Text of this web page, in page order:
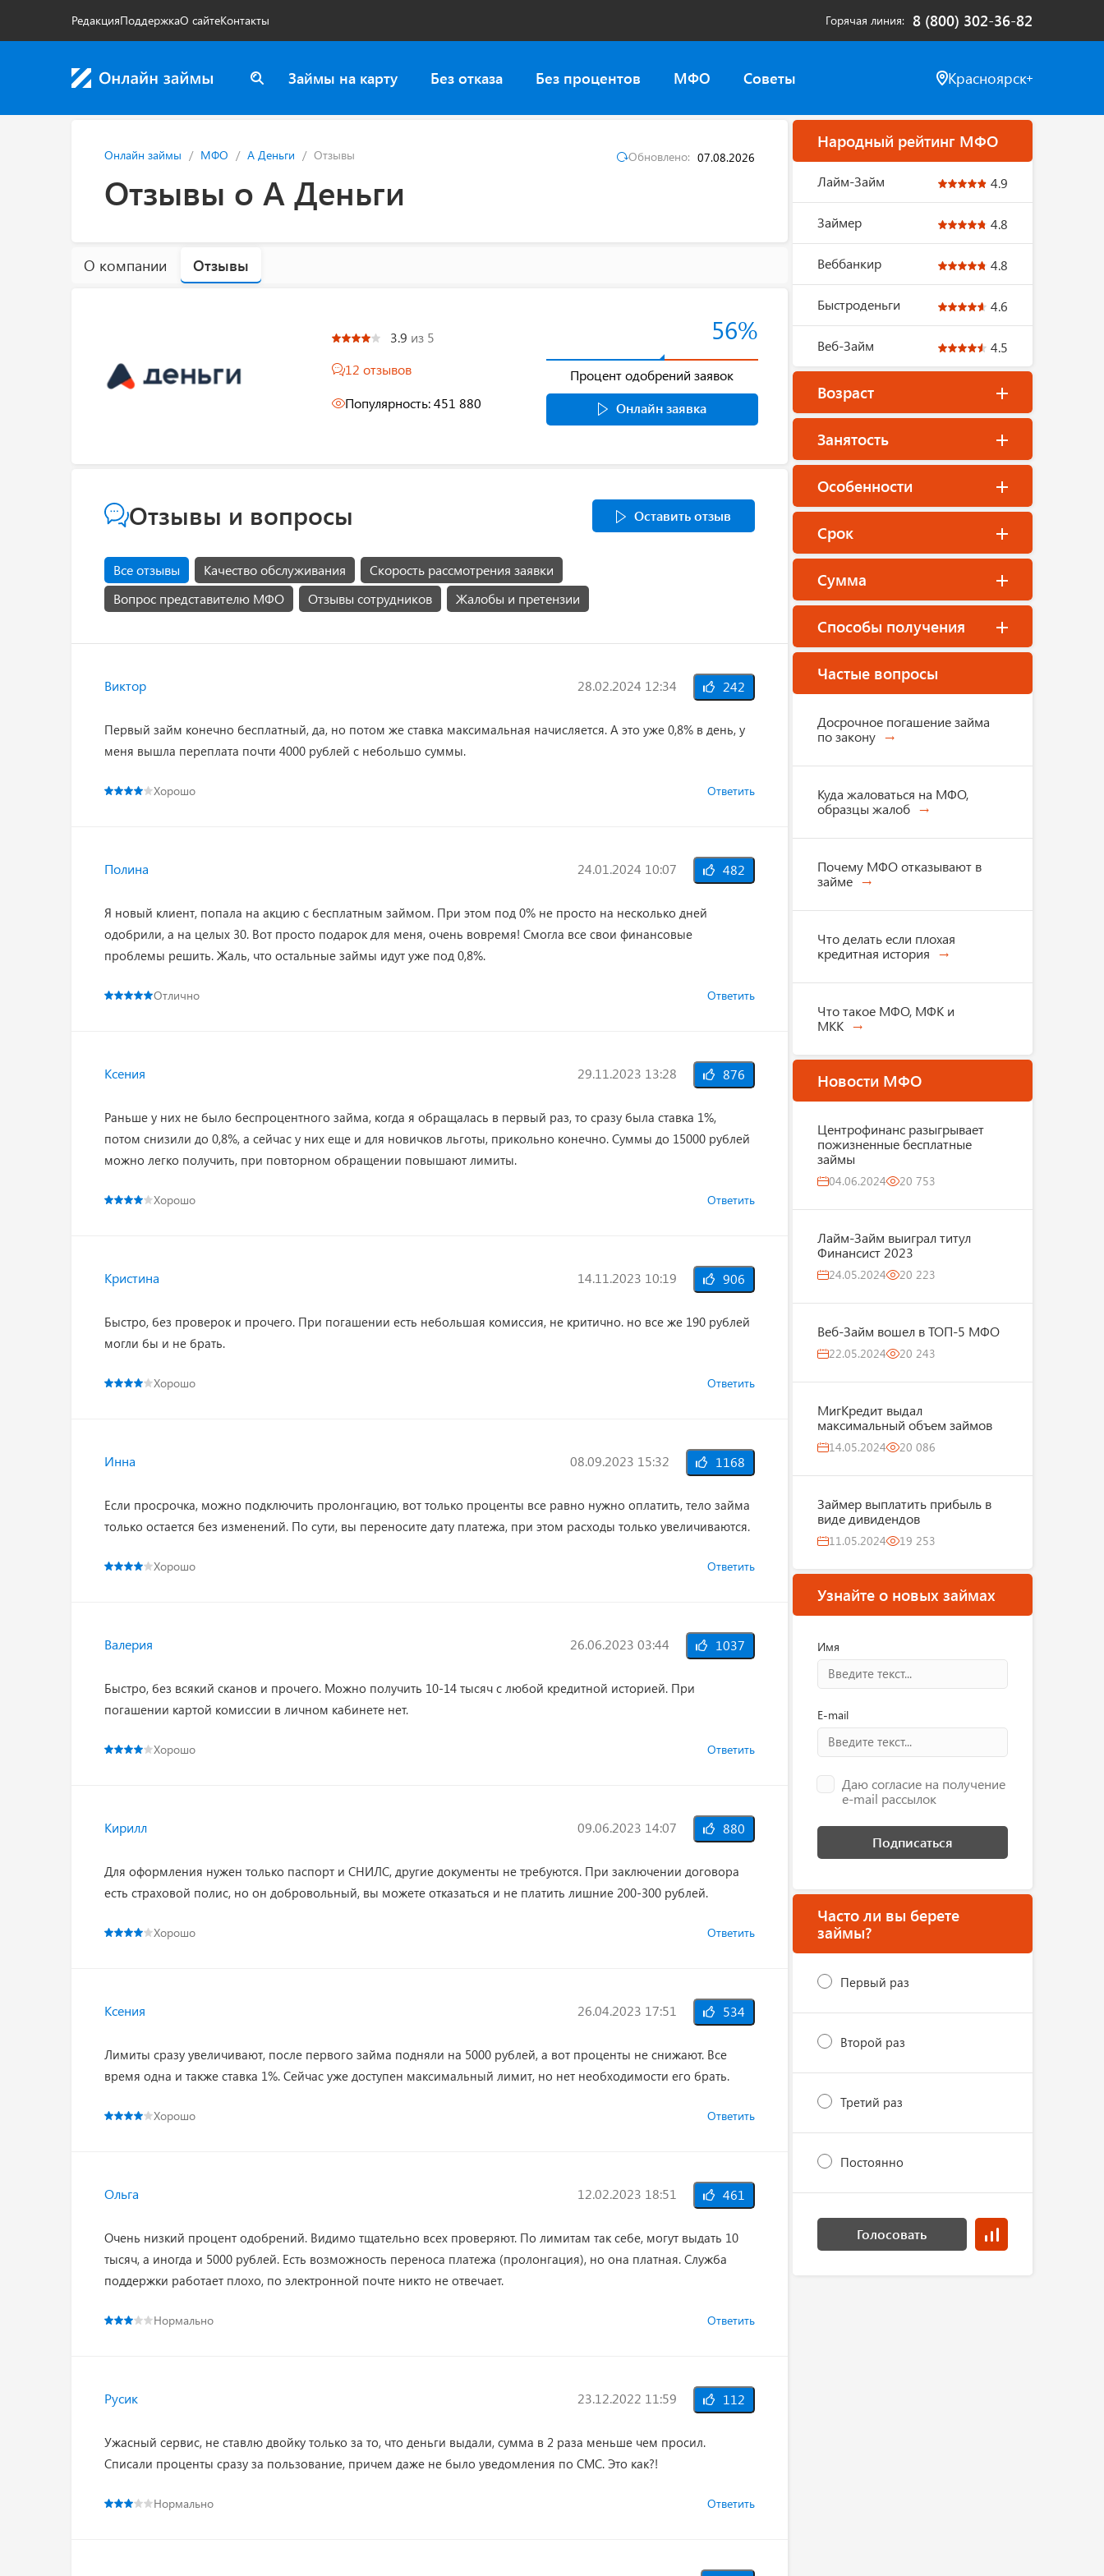
РедакцияПоддержкаО сайтеКонтакты Горячая линия 8 (800) 302-36-82
Займы на карту Без отказа Без процентов МФО Советы Красноярск
Онлайн займы МФО А Деньги Отзывы
Отзывы о А Деньги
Обновлено: 07.08.2026
О компании Отзывы
3.9 из 5
12 отзывов
Популярность: 451 880
56%
Процент одобрений заявок
Онлайн заявка
Отзывы и вопросы Оставить отзыв
Все отзывы Качество обслуживания
Скорость рассмотрения заявки
Вопрос представителю МФО
Отзывы сотрудников Жалобы и претензии
Виктор 28.02.2024 12:34 242
Первый займ конечно бесплатный, да, но потом же ставка максимальная начисляется. А это уже 0,8% в день, у
меня вышла переплата почти 4000 рублей с небольшо суммы.
Хорошо Ответить
Полина 24.01.2024 10:07 482
Я новый клиент, попала на акцию с бесплатным займом. При этом под 0% не просто на несколько дней
одобрили, а на целых 30. Вот просто подарок для меня, очень вовремя! Смогла все свои финансовые
проблемы решить. Жаль, что остальные займы идут уже под 0,8%.
Отлично Ответить
Ксения 29.11.2023 13:28 876
Раньше у них не было беспроцентного займа, когда я обращалась в первый раз, то сразу была ставка 1%,
потом снизили до 0,8%, а сейчас у них еще и для новичков льготы, прикольно конечно. Суммы до 15000 рублей
можно легко получить, при повторном обращении повышают лимиты.
Хорошо Ответить
Кристина 14.11.2023 10:19 906
Быстро, без проверок и прочего. При погашении есть небольшая комиссия, не критично. но все же 190 рублей
могли бы и не брать.
Хорошо Ответить
Инна 08.09.2023 15:32 1168
Если просрочка, можно подключить пролонгацию, вот только проценты все равно нужно оплатить, тело займа
только остается без изменений. По сути, вы переносите дату платежа, при этом расходы только увеличиваются.
Хорошо Ответить
Валерия 26.06.2023 03:44 1037
Быстро, без всякий сканов и прочего. Можно получить 10-14 тысяч с любой кредитной историей. При
погашении картой комиссии в личном кабинете нет.
Хорошо Ответить
Кирилл 09.06.2023 14:07 880
Для оформления нужен только паспорт и СНИЛС, другие документы не требуются. При заключении договора
есть страховой полис, но он добровольный, вы можете отказаться и не платить лишние 200-300 рублей.
Хорошо Ответить
Ксения 26.04.2023 17:51 534
Лимиты сразу увеличивают, после первого займа подняли на 5000 рублей, а вот проценты не снижают. Все
время одна и также ставка 1%. Сейчас уже доступен максимальный лимит, но нет необходимости его брать.
Хорошо Ответить
Ольга 12.02.2023 18:51 461
Очень низкий процент одобрений. Видимо тщательно всех проверяют. По лимитам так себе, могут выдать 10
тысяч, а иногда и 5000 рублей. Есть возможность переноса платежа (пролонгация), но она платная. Служба
поддержки работает плохо, по электронной почте никто не отвечает.
Нормально Ответить
Русик 23.12.2022 11:59 112
Ужасный сервис, не ставлю двойку только за то, что деньги выдали, сумма в 2 раза меньше чем просил.
Списали проценты сразу за пользование, причем даже не было уведомления по СМС. Это как?!
Нормально Ответить
Народный рейтинг МФО
Лайм-Займ 4.9
Займер 4.8
Веббанкир 4.8
Быстроденьги 4.6
Веб-Займ 4.5
Возраст
Занятость
Особенности
Срок
Сумма
Способы получения
Частые вопросы
Досрочное погашение займа
по закону
Куда жаловаться на МФО,
образцы жалоб
Почему МФО отказывают в
займе
Что делать если плохая
кредитная история
Что такое МФО, МФК и
МКК
Новости МФО
Центрофинанс разыгрывает
пожизненные бесплатные
займы
04.06.2024 20 753
Лайм-Займ выиграл титул
Финансист 2023
24.05.2024 20 223
Веб-Займ вошел в ТОП-5 МФО
22.05.2024 20 243
МигКредит выдал
максимальный объем займов
14.05.2024 20 086
Займер выплатить прибыль в
виде дивидендов
11.05.2024 19 253
Узнайте о новых займах
Имя
E-mail
Даю согласие на получение
e-mail рассылок
Подписаться
Часто ли вы берете
займы?
Первый раз
Второй раз
Третий раз
Постоянно
Голосовать